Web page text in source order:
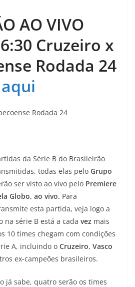
AO VIVO
Cruzeiro x
Rodada 24
Rodada 24
da Série B do Brasileirão
todas elas pelo Grupo
ser visto ao vivo pelo Premiere
Globo, ao vivo. Para
esta partida, veja logo a
na série B está a cada vez mais
10 times chegam com condições
A, incluindo o Cruzeiro, Vasco
ex-campeões brasileiros.
já sabe, quatro serão os times